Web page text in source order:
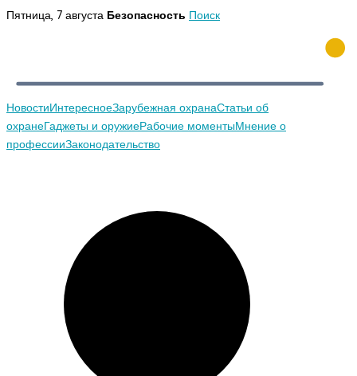
Перейти
Пятница, 7 августа Безопасность Поиск
НовостиИнтересноеЗарубежная охранаСтатьи об
охранеГаджеты и оружиеРабочие моментыМнение о
профессииЗаконодательство